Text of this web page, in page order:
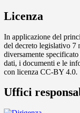
Licenza
In applicazione del
del decreto legislativo 7
diversamente
dati, i documenti e le
con licenza CC-BY 4.0.
Uffici